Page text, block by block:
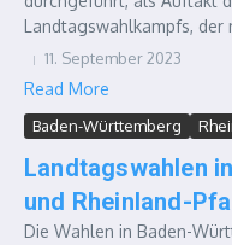
Landtagswahlkampfs, der
11. September 2023
Read More
Baden-Württemberg
Landtagswahlen
und Rheinland-
Die Wahlen in Baden-